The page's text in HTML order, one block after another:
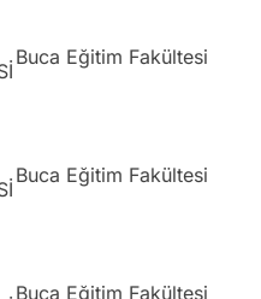
Buca Eğitim Fakültesi
Buca Eğitim Fakültesi
Buca Eğitim Fakültesi